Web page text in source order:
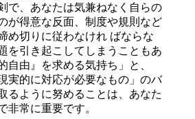
で、あなたは気兼ねなく自らの
が得意な反面、制度や規則など
め切りに従わなけれ ばならな
を引き起こしてしまうこともあ
自由』を求める気持ち」と、
実的に対応が必要なもの」のバ
るように努めることは、あなた
非常に重要です。